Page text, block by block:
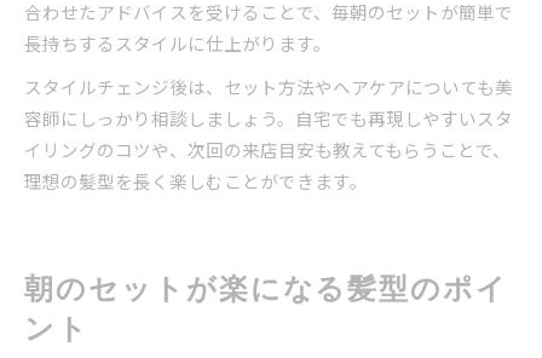
合わせたアドバイスを受けることで、毎朝のセットが簡単で
長持ちするスタイルに仕上がります。
スタイルチェンジ後は、セット方法やヘアケアについても美
容師にしっかり相談しましょう。自宅でも再現しやすいスタ
イリングのコツや、次回の来店目安も教えてもらうことで、
理想の髪型を長く楽しむことができます。
朝のセットが楽になる髪型のポイ
ント